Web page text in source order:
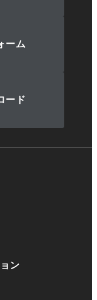
ーム
ード
ン